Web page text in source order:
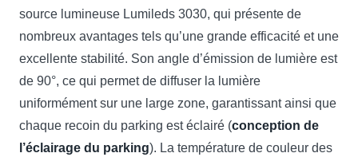
source lumineuse Lumileds 3030, qui présente de
nombreux avantages tels qu’une grande efficacité et une
excellente stabilité. Son angle d’émission de lumière est
de 90°, ce qui permet de diffuser la lumière
uniformément sur une large zone, garantissant ainsi que
chaque recoin du parking est éclairé (conception de
l’éclairage du parking). La température de couleur des